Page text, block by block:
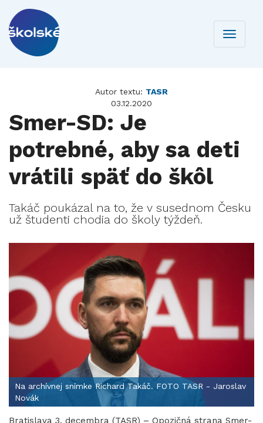
Toggle
Autor textu: TASR
03.12.2020
Smer-SD: Je
potrebné, aby sa deti
vrátili späť do škôl
Takáč poukázal na to, že v susednom Česku
už študenti chodia do školy týždeň.
Na archívnej snímke Richard Takáč. FOTO TASR - Jaroslav
Novák
Bratislava 3. decembra (TASR) – Opozičná strana Smer-